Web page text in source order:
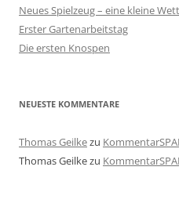
Neues Spielzeug – eine kleine
Erster Gartenarbeitstag
Die ersten Knospen
NEUESTE KOMMENTARE
Thomas Geilkezu
Thomas Geilkezu